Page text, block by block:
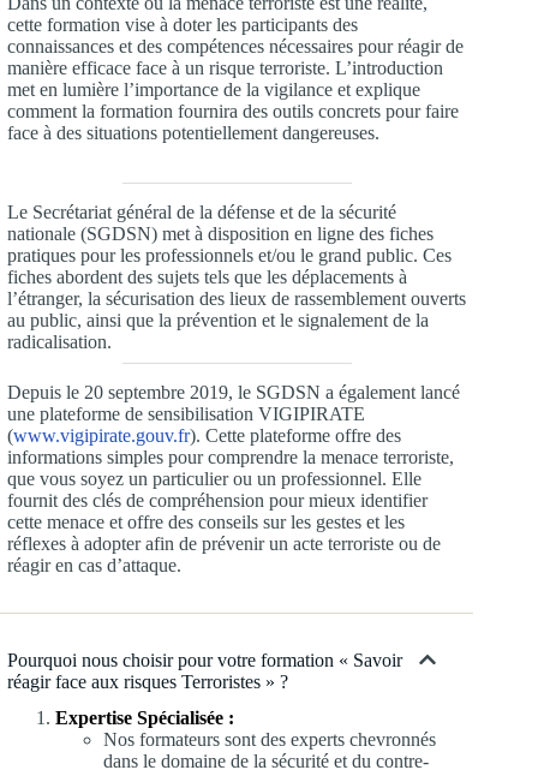
cette formation vise à doter les participants des
connaissances et des compétences nécessaires pour réagir de
manière efficace face à un risque terroriste. L’introduction
met en lumière l’importance de la vigilance et explique
comment la formation fournira des outils concrets pour faire
face à des situations potentiellement dangereuses.
Le Secrétariat général de la défense et de la sécurité
nationale (SGDSN) met à disposition en ligne des fiches
pratiques pour les professionnels et/ou le grand public. Ces
fiches abordent des sujets tels que les déplacements à
l’étranger, la sécurisation des lieux de rassemblement ouverts
au public, ainsi que la prévention et le signalement de la
radicalisation.
Depuis le 20 septembre 2019, le SGDSN a également lancé
une plateforme de sensibilisation VIGIPIRATE
(www.vigipirate.gouv.fr). Cette plateforme offre des
informations simples pour comprendre la menace terroriste,
que vous soyez un particulier ou un professionnel. Elle
fournit des clés de compréhension pour mieux identifier
cette menace et offre des conseils sur les gestes et les
réflexes à adopter afin de prévenir un acte terroriste ou de
réagir en cas d’attaque.
Pourquoi nous choisir pour votre formation « Savoir
réagir face aux risques Terroristes » ?
Expertise Spécialisée :
Nos formateurs sont des experts chevronnés
dans le domaine de la sécurité et du contre-